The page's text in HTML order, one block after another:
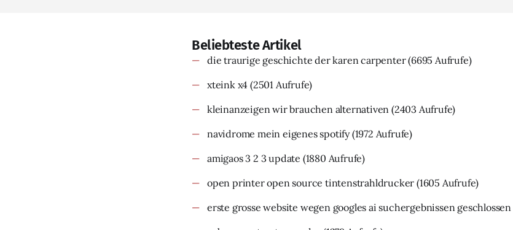
Beliebteste Artikel
die traurige geschichte der karen carpenter(6695 Aufrufe)
xteink x4 (2501 Aufrufe)
kleinanzeigen wir brauchen alternativen (2403 Aufrufe)
navidrome mein eigenes spotify(1972 Aufrufe)
amigaos 3 2 3 update (1880 Aufrufe)
open printer open source tintenstrahldrucker (1605 Aufrufe)
erste grosse website wegen googles ai suchergebnissen geschlossen